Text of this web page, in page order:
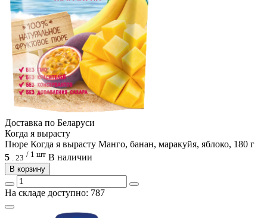
Доcтавка по Беларуси
Когда я вырасту
Пюре Когда я вырасту Манго, банан, маракуйя, яблоко, 180 г
5 . 23 / 1 шт В наличии
В корзину
На складе доступно: 787